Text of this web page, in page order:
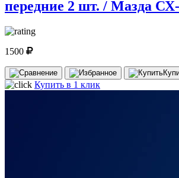
передние 2 шт. / Мазда
1500
Купить в 1 клик